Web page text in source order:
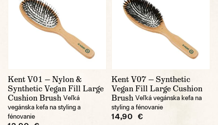
Kent V01 — Nylon &
Synthetic Vegan Fill Large
Cushion Brush Veľká
vegánska kefa na styling a
fénovanie
Kent V07 — Synthetic
Vegan Fill Large Cushion
Brush Veľká vegánska kefa na
styling a fénovanie
14,90 €